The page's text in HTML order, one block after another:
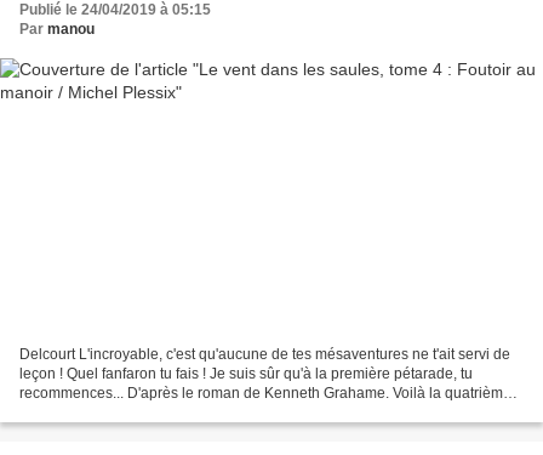
Publié le 24/04/2019 à 05:15
Par manou
Delcourt L'incroyable, c'est qu'aucune de tes mésaventures ne t'ait servi de
leçon ! Quel fanfaron tu fais ! Je suis sûr qu'à la première pétarade, tu
recommences... D'après le roman de Kenneth Grahame. Voilà la quatrième